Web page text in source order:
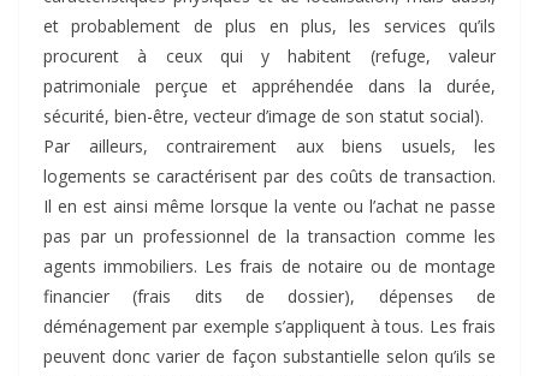
et probablement de plus en plus, les services qu’ils
procurent à ceux qui y habitent (refuge, valeur
patrimoniale perçue et appréhendée dans la durée,
sécurité, bien-être, vecteur d’image de son statut social).
Par ailleurs, contrairement aux biens usuels, les
logements se caractérisent par des coûts de transaction.
Il en est ainsi même lorsque la vente ou l’achat ne passe
pas par un professionnel de la transaction comme les
agents immobiliers. Les frais de notaire ou de montage
financier (frais dits de dossier), dépenses de
déménagement par exemple s’appliquent à tous. Les frais
peuvent donc varier de façon substantielle selon qu’ils se